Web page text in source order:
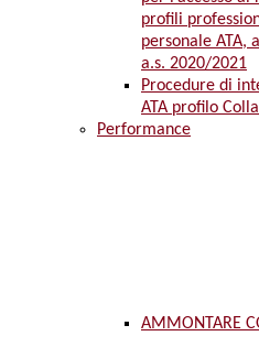
profili
personale ATA,
a.s. 2020/2021
Procedure di
ATA profilo
Performance
AMMONTARE